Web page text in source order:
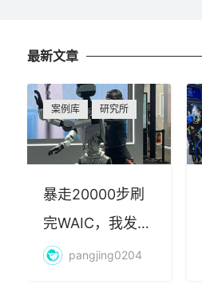
最新文章
案例库 研究所
暴走20000步刷
完WAIC，我发现
AI最赚钱的不是
pangjing0204